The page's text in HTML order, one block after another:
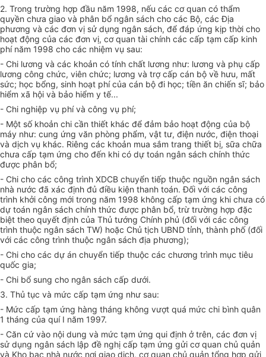
2. Trong trường hợp đầu năm 1998, nếu các cơ quan có thẩm
quyền chưa giao và phân bổ ngân sách cho các Bộ, các Địa
phương và các đơn vị sử dụng ngân sách, để đáp ứng kịp thời cho
hoạt động của các đơn vị, cơ quan tài chính các cấp tạm cấp kinh
phí năm 1998 cho các nhiệm vụ sau:
- Chi lương và các khoản có tính chất lương như: lương và phụ cấp
lương công chức, viên chức; lương và trợ cấp cán bộ về hưu, mất
sức; học bổng, sinh hoạt phí của cán bộ đi học; tiền ăn chiến sĩ; bảo
hiểm xã hội và bảo hiểm y tế...
- Chi nghiệp vụ phí và công vụ phí;
- Một số khoản chi cần thiết khác để đảm bảo hoạt động của bộ
máy như: cung ứng văn phòng phẩm, vật tư, điện nước, điện thoại
và dịch vụ khác. Riêng các khoản mua sắm trang thiết bị, sữa chữa
chưa cấp tạm ứng cho đến khi có dự toán ngân sách chính thức
được phân bổ;
- Chi cho các công trình XDCB chuyển tiếp thuộc nguồn ngân sách
nhà nước đã xác định đủ điều kiện thanh toán. Đối với các công
trình khởi công mới trong năm 1998 không cấp tạm ứng khi chưa có
dự toán ngân sách chính thức được phân bổ, trừ trường hợp đặc
biệt theo quyết định của Thủ tướng Chính phủ (đối với các công
trình thuộc ngân sách TW) hoặc Chủ tịch UBND tỉnh, thành phố (đối
với các công trình thuộc ngân sách địa phương);
- Chi cho các dự án chuyển tiếp thuộc các chương trình mục tiêu
quốc gia;
- Chi bổ sung cho ngân sách cấp dưới.
3. Thủ tục và mức cấp tạm ứng như sau:
- Mức cấp tạm ứng hàng tháng không vượt quá mức chi bình quân
1 tháng của quí I năm 1997.
- Căn cứ vào nội dung và mức tạm ứng qui định ở trên, các đơn vị
sử dụng ngân sách lập đề nghị cấp tạm ứng gửi cơ quan chủ quản
và Kho bạc nhà nước nơi giao dịch, cơ quan chủ quản tổng hợp gửi